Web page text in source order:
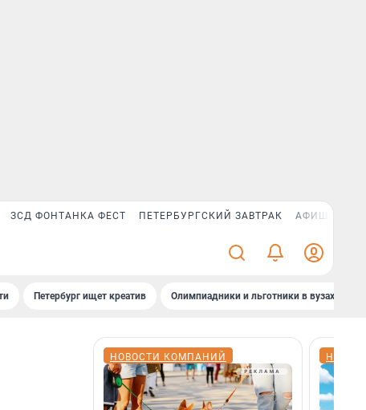
ЗСД ФОНТАНКА ФЕСТ ПЕТЕРБУРГСКИЙ ЗАВТРАК АФИША PLUS
Петербург ищет креатив Олимпиадники и льготники в вузах СПб
НОВОСТИ КОМПАНИЙ